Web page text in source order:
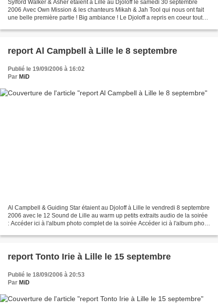
Sylford Walker & Asher étaient à Lille au Djoloff le samedi 30 septembre
2006 Avec Own Mission & les chanteurs Mikah & Jah Tool qui nous ont fait
une belle première partie ! Big ambiance ! Le Djoloff a repris en coeur toutes
report Al Campbell à Lille le 8 septembre
Publié le 19/09/2006 à 16:02
Par MiD
Al Campbell & Guiding Star étaient au Djoloff à Lille le vendredi 8 septembre
2006 avec le 12 Sound de Lille au warm up petits extraits audio de la soirée
: Accéder ici à l'album photo complet de la soirée Accéder ici à l'album photo
report Tonto Irie à Lille le 15 septembre
Publié le 18/09/2006 à 20:53
Par MiD